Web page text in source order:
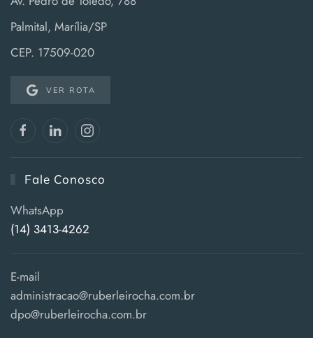
Palmital, Marília/SP
CEP. 17509-020
VER ROTA
Fale Conosco
WhatsApp
(14) 3413-4262
E-mail
administracao@ruberleirocha.com.br
dpo@ruberleirocha.com.br